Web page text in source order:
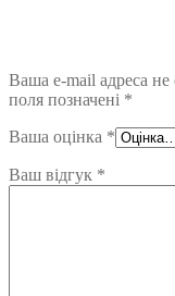
Ваша e-mail адреса
поля позначені *
Ваша оцінка *
Ваш відгук *